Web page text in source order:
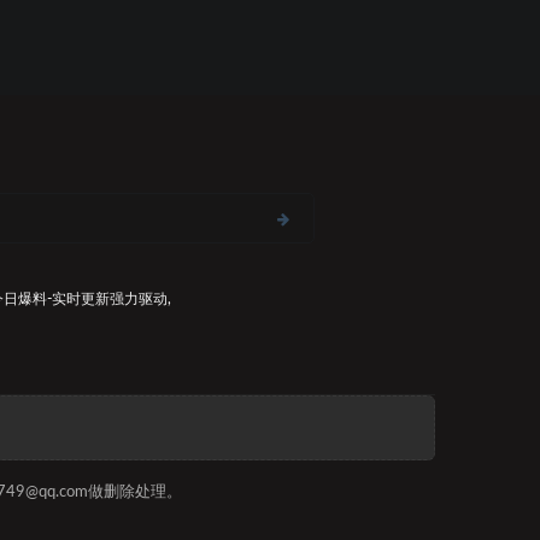
爆料-实时更新强力驱动,
做删除处理。